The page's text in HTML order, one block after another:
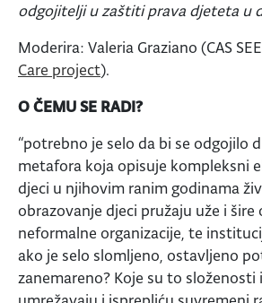
odgojitelji u zaštiti prava djeteta u
Moderira: Valeria Graziano (CAS
Care project).
O ČEMU SE RADI?
“potrebno je selo da bi se odgojilo
metafora koja opisuje kompleksni
djeci u njihovim ranim godinama
obrazovanje djeci pružaju uže i
neformalne organizacije, te
ako je selo slomljeno, ostavljeno
zanemareno? Koje su to